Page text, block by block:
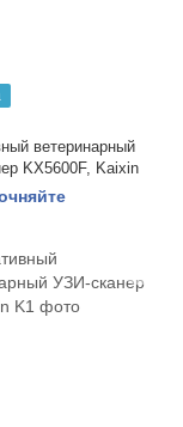
ветеринарный
KX5600F, Kaixin